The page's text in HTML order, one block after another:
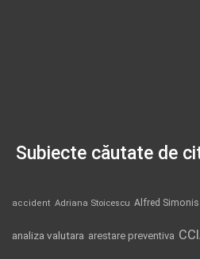
Subiecte căutate de
accident Adriana Stoicescu Alfred Simonis
analiza valutara arestare preventiva